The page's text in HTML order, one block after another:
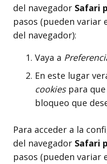
del navegador Safari
pasos (pueden variar
del navegador):
Vaya a
En este lugar
cookiespara
bloqueo que
Para acceder a la
del navegador Safari
pasos (pueden variar